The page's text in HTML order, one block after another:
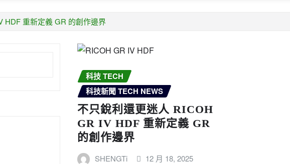
HDF 重新定義 GR 的創作邊界
科技 TECH
科技新聞 TECH NEWS
不只銳利還更迷人 RICOH
GR IV HDF 重新定義 GR
的創作邊界
SHENGTi
12 月 18, 2025